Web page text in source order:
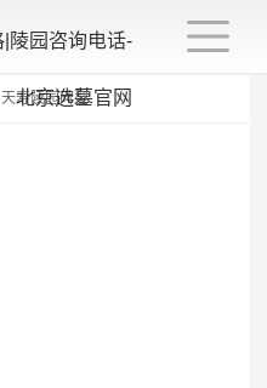
天寿陵园碑型